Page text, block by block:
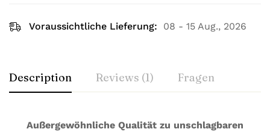
Voraussichtliche Lieferung: 08 - 15 Aug., 2026
Description Reviews (1) Fragen
Außergewöhnliche Qualität zu unschlagbaren